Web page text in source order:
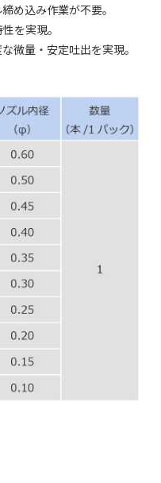
め込み作業が不要。
を実現。
微量・安定吐出を実現。